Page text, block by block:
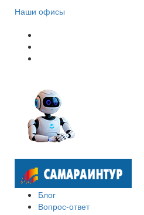
Наши офисы
Блог
Вопрос-ответ